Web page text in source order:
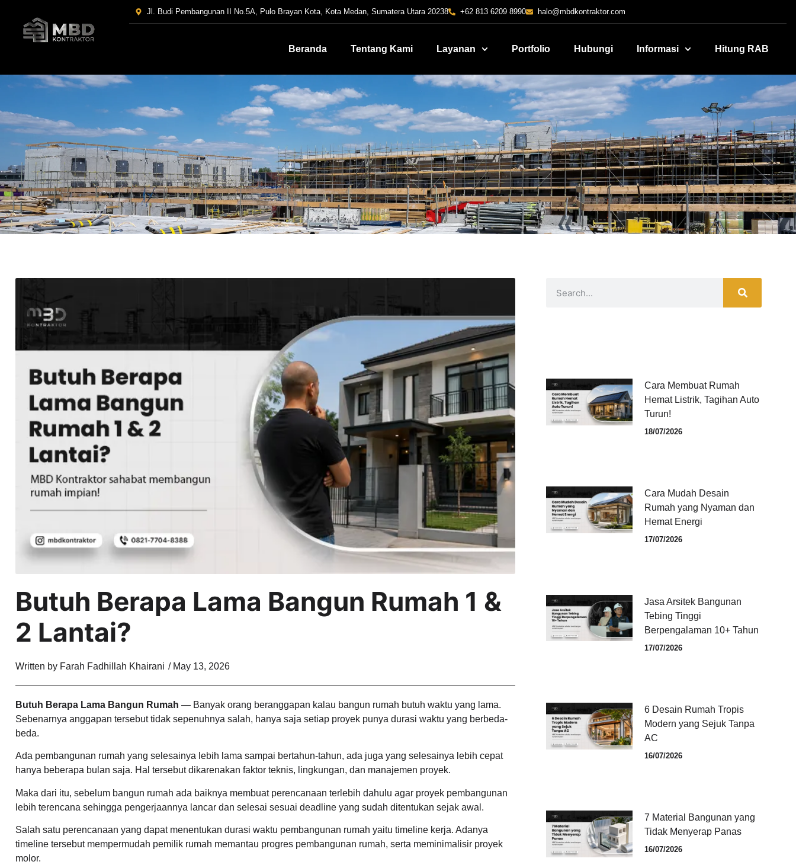
Jl. Budi Pembangunan II No.5A, Pulo Brayan Kota, Kota Medan, Sumatera Utara 20238 +62 813 6209 8990 halo@mbdkontraktor.com
Beranda Tentang Kami Layanan Portfolio Hubungi Informasi Hitung RAB
Butuh Berapa Lama Bangun Rumah 1 &
2 Lantai?
Written by Farah Fadhillah Khairani / May 13, 2026
Butuh Berapa Lama Bangun Rumah — Banyak orang beranggapan kalau bangun rumah butuh waktu yang lama.
Sebenarnya anggapan tersebut tidak sepenuhnya salah, hanya saja setiap proyek punya durasi waktu yang berbeda-
beda.
Ada pembangunan rumah yang selesainya lebih lama sampai bertahun-tahun, ada juga yang selesainya lebih cepat
hanya beberapa bulan saja. Hal tersebut dikarenakan faktor teknis, lingkungan, dan manajemen proyek.
Maka dari itu, sebelum bangun rumah ada baiknya membuat perencanaan terlebih dahulu agar proyek pembangunan
lebih terencana sehingga pengerjaannya lancar dan selesai sesuai deadline yang sudah ditentukan sejak awal.
Salah satu perencanaan yang dapat menentukan durasi waktu pembangunan rumah yaitu timeline kerja. Adanya
timeline tersebut mempermudah pemilik rumah memantau progres pembangunan rumah, serta meminimalisir proyek
molor.
Cara Membuat Rumah
Hemat Listrik, Tagihan Auto
Turun!
18/07/2026
Cara Mudah Desain
Rumah yang Nyaman dan
Hemat Energi
17/07/2026
Jasa Arsitek Bangunan
Tebing Tinggi
Berpengalaman 10+ Tahun
17/07/2026
6 Desain Rumah Tropis
Modern yang Sejuk Tanpa
AC
16/07/2026
7 Material Bangunan yang
Tidak Menyerap Panas
16/07/2026